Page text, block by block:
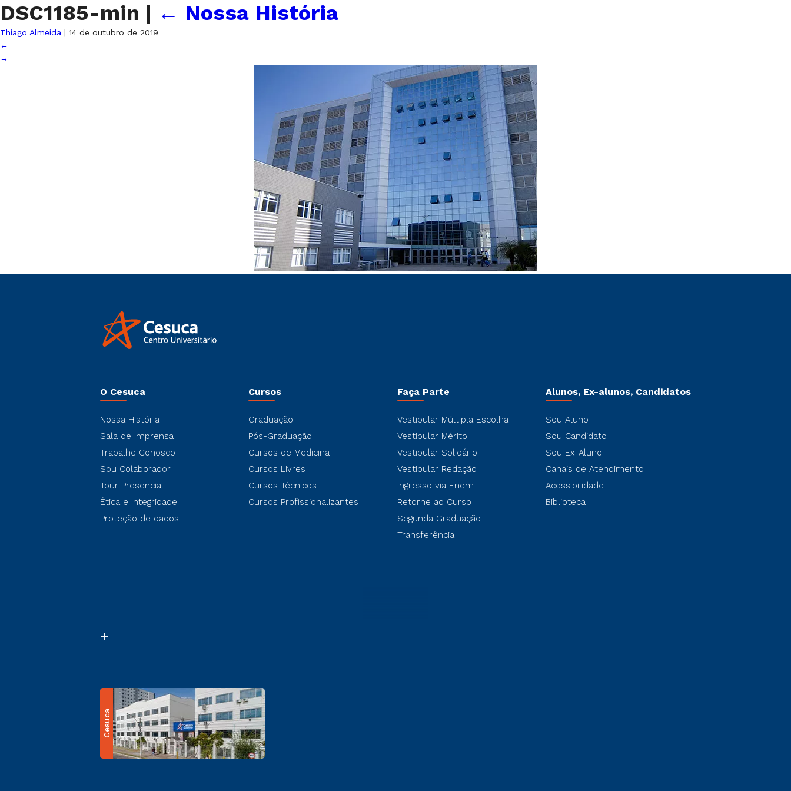
DSC1185-min | ← Nossa História
Thiago Almeida | 14 de outubro de 2019
←
→
O Cesuca
Nossa História
Sala de Imprensa
Trabalhe Conosco
Sou Colaborador
Tour Presencial
Ética e Integridade
Proteção de dados
Cursos
Graduação
Pós-Graduação
Cursos de Medicina
Cursos Livres
Cursos Técnicos
Cursos Profissionalizantes
Faça Parte
Vestibular Múltipla Escolha
Vestibular Mérito
Vestibular Solidário
Vestibular Redação
Ingresso via Enem
Retorne ao Curso
Segunda Graduação
Transferência
Alunos, Ex-alunos, Candidatos
Sou Aluno
Sou Candidato
Sou Ex-Aluno
Canais de Atendimento
Acessibilidade
Biblioteca
Cesuca